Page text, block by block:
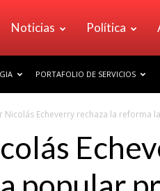
Noticias Política
PORTAFOLIO DE SERVICIOS
Nicolás Echeverry rechaza la reforma